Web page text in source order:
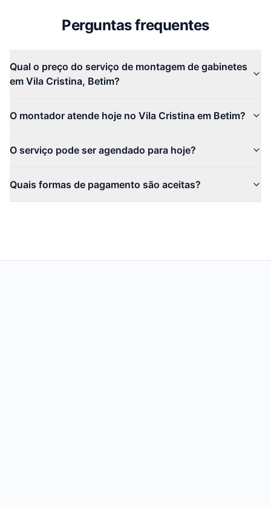
Perguntas frequentes
Qual o preço do serviço de montagem de gabinetes
em Vila Cristina, Betim?
O montador atende hoje no Vila Cristina em Betim?
O serviço pode ser agendado para hoje?
Quais formas de pagamento são aceitas?